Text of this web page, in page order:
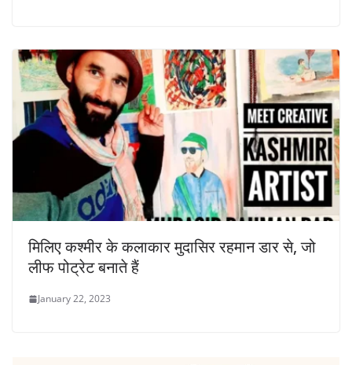
मिलिए कश्मीर के कलाकार मुदासिर रहमान डार से, जो
लीफ पोट्रेट बनाते हैं
January 22, 2023